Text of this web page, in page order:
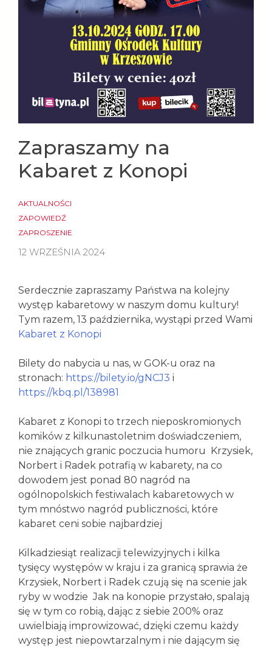
Zapraszamy na
Kabaret z Konopi
AKTUALNOŚCI
ZAPOWIEDŹ
ZAPROSZENIE
12 WRZEŚNIA 2024
Serdecznie zapraszamy Państwa na kolejny
występ kabaretowy w naszym domu kultury!
Tym razem, 13 października, wystąpi przed Wami
Kabaret z Konopi
Bilety do nabycia u nas, w GOK-u oraz na
stronach: https://bilety.io/gNCJ3 i
https://kbq.pl/138981
Kabaret z Konopi to trzech nieposkromionych
komików z kilkunastoletnim doświadczeniem,
nie znających granic poczucia humoru Krzysiek,
Norbert i Radek potrafią w kabarety, na co
dowodem jest ponad 80 nagród na
ogólnopolskich festiwalach kabaretowych w
tym mnóstwo nagród publiczności, które
kabaret ceni sobie najbardziej
Kilkadziesiąt realizacji telewizyjnych i kilka
tysięcy występów w kraju i za granicą sprawia że
Krzysiek, Norbert i Radek czują się na scenie jak
ryby w wodzie Jak na konopie przystało, spalają
się w tym co robią, dając z siebie 200% oraz
uwielbiają improwizować, dzięki czemu każdy
występ jest niepowtarzalnym i nie dającym się